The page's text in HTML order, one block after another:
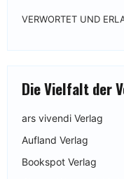
VERWORTET UND
Die Vielfalt der
ars vivendi Verlag
Aufland Verlag
Bookspot Verlag